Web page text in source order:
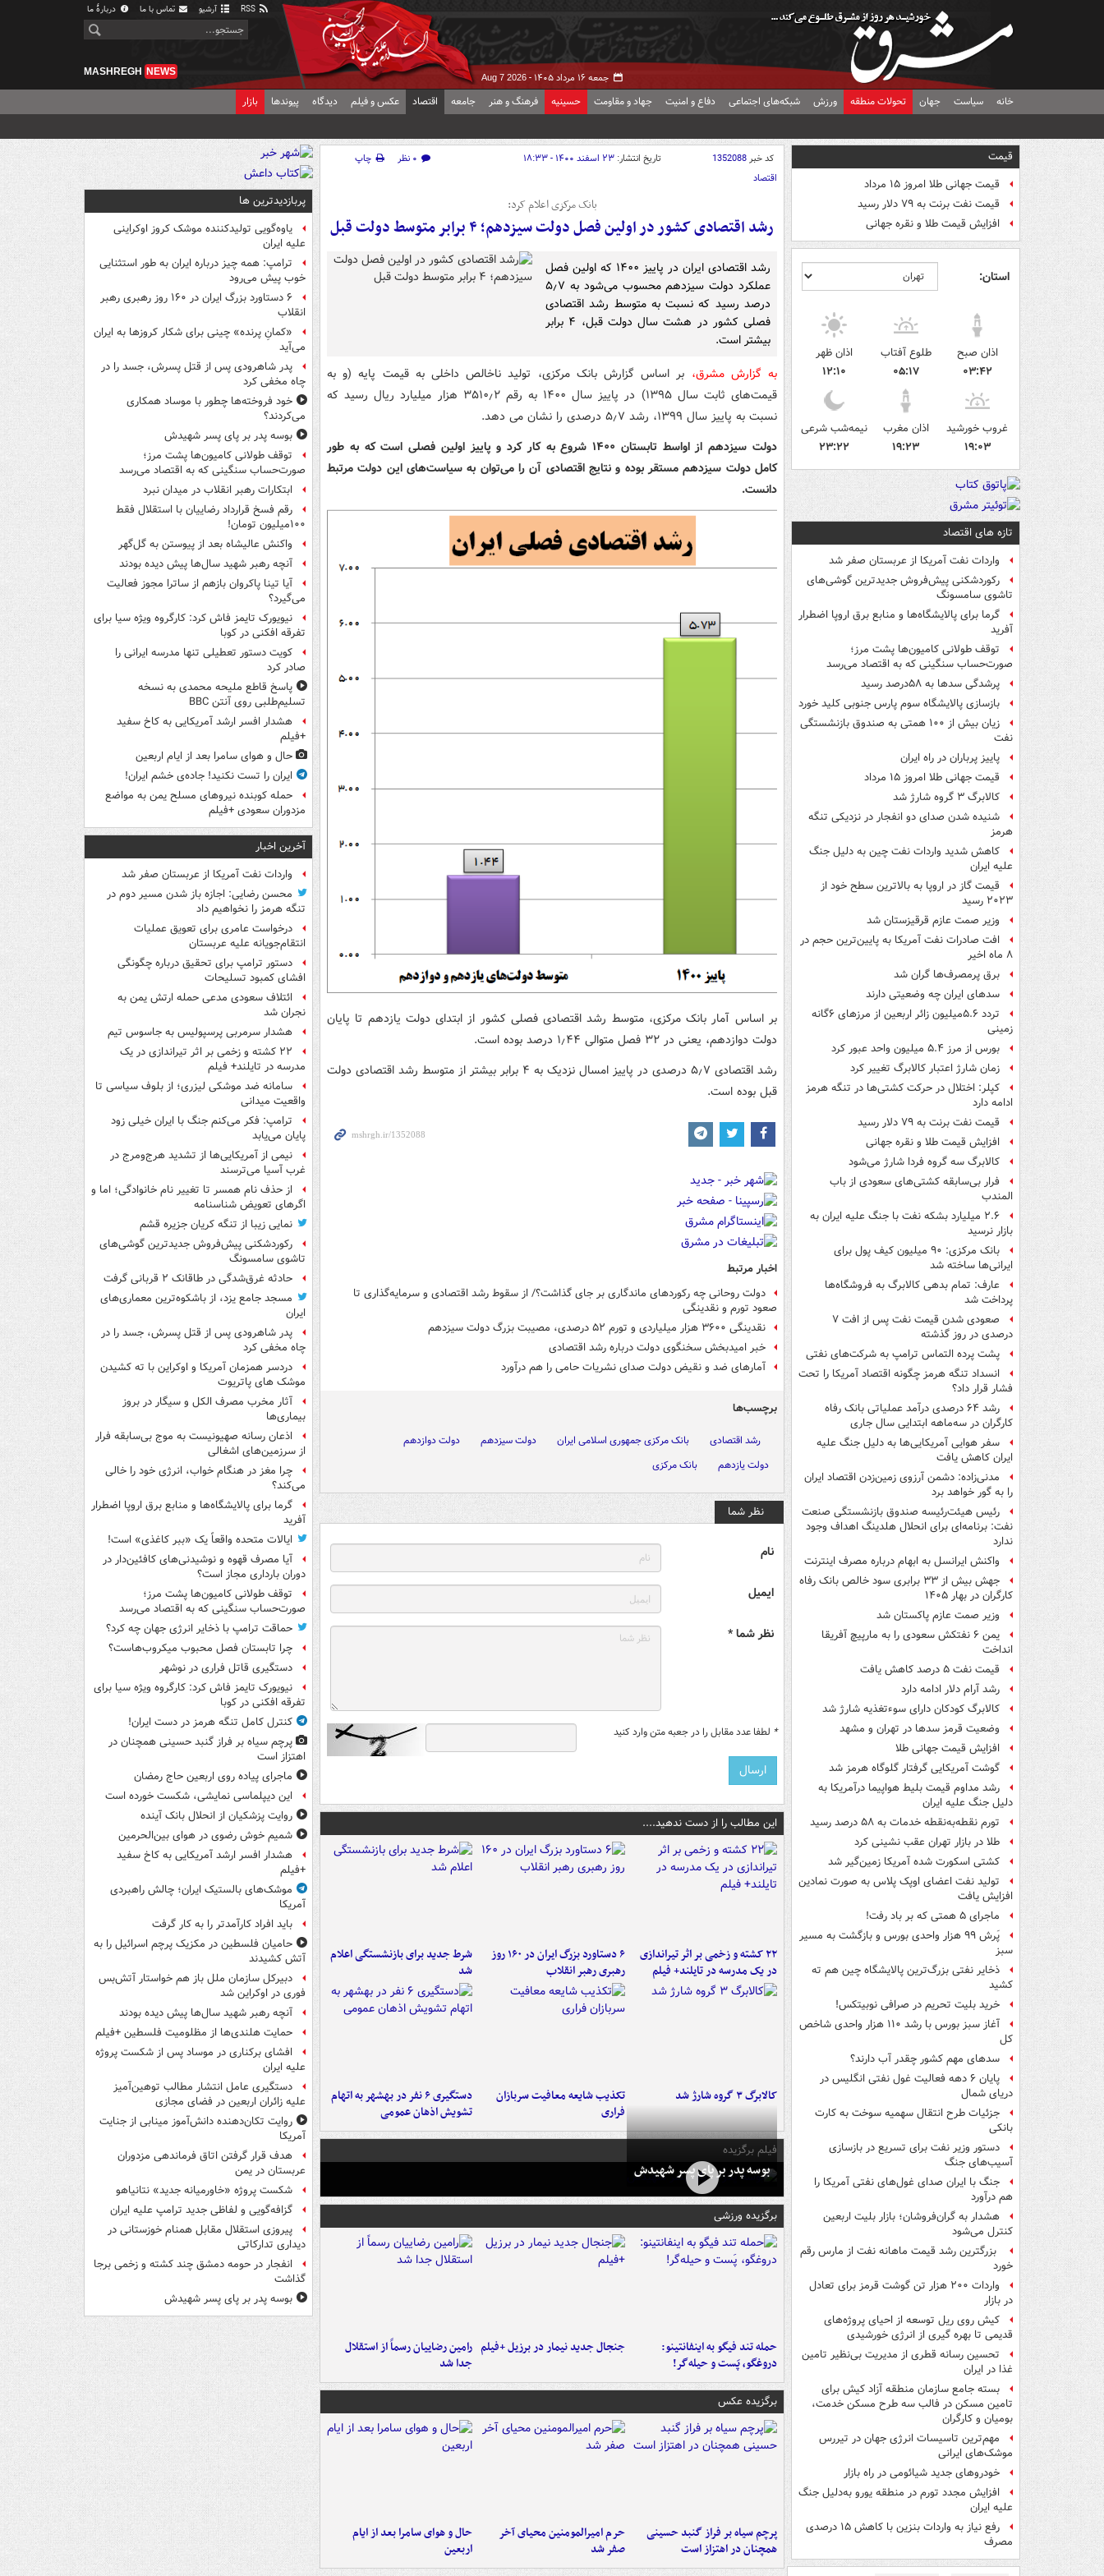
آرشیو تماس با ما دربارهٔ ما
جمعه ۱۶ مرداد ۱۴۰۵ - Aug 7 2026
MASHREGH NEWS
خانه سیاست جهان تحولات منطقه ورزش شبکه‌های اجتماعی دفاع و امنیت جهاد و مقاومت حسینیه فرهنگ و هنر جامعه اقتصاد عکس و فیلم دیدگاه پیوندها بازار
قیمت
قیمت جهانی طلا امروز ۱۵ مرداد
قیمت نفت برنت به ۷۹ دلار رسید
افزایش قیمت طلا و نقره جهانی
استان:
اذان صبح
۰۳:۴۲
طلوع آفتاب
۰۵:۱۷
اذان ظهر
۱۲:۱۰
غروب خورشید
۱۹:۰۳
اذان مغرب
۱۹:۲۳
نیمه‌شب شرعی
۲۳:۲۲
تازه های اقتصاد
واردات نفت آمریکا از عربستان صفر شد
رکوردشکنی پیش‌فروش جدیدترین گوشی‌های
تاشوی سامسونگ
گرما برای پالایشگاه‌ها و منابع برق اروپا اضطرار
آفرید
توقف طولانی کامیون‌ها پشت مرز؛
صورت‌حساب سنگینی که به اقتصاد می‌رسد
پرشدگی سدها به ۵۸درصد رسید
بازسازی پالایشگاه سوم پارس جنوبی کلید خورد
زیان بیش از ۱۰۰ همتی به صندوق‌ بازنشستگی
نفت
پاییز پرباران در راه ایران
قیمت جهانی طلا امروز ۱۵ مرداد
کالابرگ ۳ گروه شارژ شد
شنیده شدن صدای دو انفجار در نزدیکی تنگه
هرمز
کاهش شدید واردات نفت چین به دلیل جنگ
علیه ایران
قیمت گاز در اروپا به بالاترین سطح خود از
۲۰۲۳ رسید
وزیر صمت عازم قرقیزستان شد
افت صادرات نفت آمریکا به پایین‌ترین حجم در
۸ ماه اخیر
برق پرمصرف‌ها گران شد
سدهای ایران چه وضعیتی دارند
تردد ۵.۶میلیون زائر اربعین از مرزهای ۶گانه
زمینی
بورس از مرز ۵.۴ میلیون واحد عبور کرد
زمان شارژ اعتبار کالابرگ تغییر کرد
کپلر: اختلال در حرکت کشتی‌ها در تنگه هرمز
ادامه دارد
قیمت نفت برنت به ۷۹ دلار رسید
افزایش قیمت طلا و نقره جهانی
کالابرگ سه گروه فردا شارژ می‌شود
فرار بی‌سابقه کشتی‌های سعودی از باب
المندب
۲.۶ میلیارد بشکه نفت با جنگ علیه ایران به
بازار نرسید
بانک مرکزی: ۹۰ میلیون کیف پول برای
ایرانی‌ها ساخته شد
عارف: تمام بدهی کالابرگ به فروشگاه‌ها
پرداخت شد
صعودی شدن قیمت نفت پس از افت ۷
درصدی در روز گذشته
پشت پرده التماس ترامپ به شرکت‌های نفتی
انسداد تنگه هرمز چگونه اقتصاد آمریکا را تحت
فشار قرار داد؟
رشد ۶۴ درصدی درآمد عملیاتی بانک رفاه
کارگران در سه‌ماهه ابتدایی سال جاری
سفر هوایی آمریکایی‌ها به دلیل جنگ علیه
ایران کاهش یافت
مدنی‌زاده: دشمن آرزوی زمین‌زدن اقتصاد ایران
را به گور خواهد برد
رئیس هیئت‌رئیسه صندوق بازنشستگی صنعت
نفت: برنامه‌ای برای انحلال هلدینگ اهداف وجود
ندارد
واکنش ایرانسل به ابهام درباره مصرف اینترنت
جهش بیش از ۳۳ برابری سود خالص بانک رفاه
کارگران در بهار ۱۴۰۵
وزیر صمت عازم پاکستان شد
یمن ۶ نفتکش سعودی را به مارپیچ آفریقا
انداخت
قیمت نفت ۵ درصد کاهش یافت
رشد آرام دلار ادامه دارد
کالابرگ کودکان دارای سوءتغذیه شارژ شد
وضعیت قرمز سدها در تهران و مشهد
افزایش قیمت جهانی طلا
گوشت آمریکایی گرفتار گلوگاه هرمز شد
رشد مداوم قیمت بلیط هواپیما درآمریکا به
دلیل جنگ علیه ایران
تورم نقطه‌به‌نقطه خدمات به ۵۸ درصد رسید
طلا در بازار تهران عقب نشینی کرد
کشتی اسکورت شده آمریکا زمین‌گیر شد
تولید نفت اعضای اوپک پلاس به صورت نمادین
افزایش یافت
ماجرای ۵ همتی که بر باد رفت!
پَرش ۹۹ هزار واحدی بورس و بازگشت به مسیر
سبز
ذخایر نفتی بزرگ‌ترین پالایشگاه چین هم ته
کشید
خرید بلیت تحریم در صرافی نوبیتکس!
آغاز سبز بورس با رشد ۱۱۰ هزار واحدی شاخص
کل
سدهای مهم کشور چقدر آب دارند؟
پایان ۶ دهه فعالیت غول نفتی انگلیس در
دریای شمال
جزئیات طرح انتقال سهمیه سوخت به کارت
بانکی
دستور وزیر نفت برای تسریع در بازسازی
آسیب‌های جنگ
جنگ با ایران صدای غول‌های نفتی آمریکا را
هم درآورد
هشدار به گران‌فروشان؛ بازار بلیت اربعین
کنترل می‌شود
بزرگترین رشد قیمت ماهانه نفت از مارس رقم
خورد
واردات ۲۰۰ هزار تن گوشت قرمز برای تعادل
در بازار
کیش روی ریل توسعه از احیای پروژه‌های
قدیمی تا بهره گیری از انرژی خورشیدی
تحسین رسانه قطری از مدیریت بی‌نظیر تامین
غذا در ایران
بسته جامع سازمان منطقه آزاد کیش برای
تامین مسکن در فالب سه طرح مسکن خدمت،
بومیان و کارگران
مهم‌ترین تاسیسات انرژی جهان در تیررس
موشک‌های ایرانی
خودروهای جدید شیائومی در راه بازار
افزایش مجدد تورم در منطقه یورو به‌دلیل جنگ
علیه ایران
رفع نیاز به واردات بنزین با کاهش ۱۵ درصدی
مصرف
کد خبر1352088 تاریخ انتشار: ۲۳ اسفند ۱۴۰۰ - ۱۸:۳۳ ۰ نظر
چاپ
اقتصاد
بانک مرکزی اعلام کرد:
رشد اقتصادی کشور در اولین فصل دولت سیزدهم؛ ۴ برابر متوسط دولت قبل
رشد اقتصادی ایران در پاییز ۱۴۰۰ که اولین فصل
عملکرد دولت سیزدهم محسوب می‌شود به ۵٫۷
درصد رسید که نسبت به متوسط رشد اقتصادی
فصلی کشور در هشت سال دولت قبل، ۴ برابر
بیشتر است.
به گزارش مشرق، بر اساس گزارش بانک مرکزی، تولید ناخالص داخلی به قیمت پایه (و به
قیمت‌های ثابت سال ۱۳۹۵) در پاییز سال ۱۴۰۰ به رقم ۳۵۱۰٫۲ هزار میلیارد ریال رسید که
نسبت به پاییز سال ۱۳۹۹، رشد ۵٫۷ درصدی را نشان می دهد.
دولت سیزدهم از اواسط تابستان ۱۴۰۰ شروع به کار کرد و پاییز اولین فصلی است که به طور
کامل دولت سیزدهم مستقر بوده و نتایج اقتصادی آن را می‌توان به سیاست‌های این دولت مرتبط
دانست.
بر اساس آمار بانک مرکزی، متوسط رشد اقتصادی فصلی کشور از ابتدای دولت یازدهم تا پایان
دولت دوازدهم، یعنی در ۳۲ فصل متوالی ۱٫۴۴ درصد بوده است.
رشد اقتصادی ۵٫۷ درصدی در پاییز امسال نزدیک به ۴ برابر بیشتر از متوسط رشد اقتصادی دولت
قبل بوده است.
اخبار مرتبط
دولت روحانی چه رکوردهای ماندگاری بر جای گذاشت؟/ از سقوط رشد اقتصادی و سرمایه‌گذاری تا
صعود تورم و نقدینگی
نقدینگی ۳۶۰۰ هزار میلیاردی و تورم ۵۲ درصدی، مصیبت بزرگ دولت سیزدهم
خبر امیدبخش سخنگوی دولت درباره رشد اقتصادی
آمارهای ضد و نقیض دولت صدای نشریات حامی را هم درآورد
برچسب‌ها
رشد اقتصادی بانک مرکزی جمهوری اسلامی ایران دولت سیزدهم
دولت دوازدهم
دولت یازدهم
بانک مرکزی
نظر شما
نام
ایمیل
نظر شما *
* لطفا عدد مقابل را در جعبه متن وارد کنید
این مطالب را از دست ندهید....
۲۲ کشته و زخمی بر اثر تیراندازی
در یک مدرسه در تایلند+ فیلم
۶ دستاورد بزرگ ایران در ۱۶۰ روز
رهبری رهبر انقلاب
شرط جدید برای بازنشستگی اعلام
شد
کالابرگ ۳ گروه شارژ شد
تکذیب شایعه معافیت سربازان
فراری
دستگیری ۶ نفر در بهشهر به اتهام
تشویش اذهان عمومی
فیلم برگزیده
بوسه‌ پدر بر پای پسر شهیدش
برگزیده ورزشی
حمله تند فیگو به اینفانتینو:
دروغگو، پَست‌ و حیله‌گر!
جنجال جدید نیمار در برزیل +فیلم رامین رضاییان رسماً از استقلال
جدا شد
برگزیده عکس
پرچم سیاه بر فراز گنبد حسینی
همچنان در اهتزاز است
حرم امیرالمومنین محیای آخر
صفر شد
حال و هوای سامرا بعد از ایام
اربعین
پربازدیدترین ها
یاوه‌گویی تولیدکننده موشک کروز اوکراینی
علیه ایران
ترامپ: همه چیز درباره ایران به طور استثنایی
خوب پیش می‌رود
۶ دستاورد بزرگ ایران در ۱۶۰ روز رهبری رهبر
انقلاب
«کمانِ پرنده» چینی برای شکار کروزها به ایران
می‌آید
پدر شاهرودی پس از قتل پسرش، جسد را در
چاه مخفی کرد
خود فروخته‌ها چطور با موساد همکاری
می‌کردند؟
بوسه‌ پدر بر پای پسر شهیدش
توقف طولانی کامیون‌ها پشت مرز؛
صورت‌حساب سنگینی که به اقتصاد می‌رسد
ابتکارات رهبر انقلاب در میدان نبرد
رقم فسخ قرارداد رضاییان با استقلال فقط
۱۰۰میلیون تومان!
واکنش عالیشاه بعد از پیوستن به گل‌گهر
آنچه رهبر شهید سال‌ها پیش دیده بودند
آیا تینا پاکروان بازهم از ساترا مجوز فعالیت
می‌گیرد؟
نیویورک تایمز فاش کرد: کارگروه ویژه سیا برای
تفرقه افکنی در کوبا
کویت دستور تعطیلی تنها مدرسه ایرانی را
صادر کرد
پاسخ قاطع ملیحه محمدی به نسخه
تسلیم‌طلبی روی آنتن BBC
هشدار افسر ارشد آمریکایی به کاخ سفید
+فیلم
حال و هوای سامرا بعد از ایام اربعین
ایران را تست نکنید! جاده‌ی خشم ایران!
حمله کوبنده نیروهای مسلح یمن به مواضع
مزدوران سعودی +فیلم
آخرین اخبار
واردات نفت آمریکا از عربستان صفر شد
محسن رضایی: اجازه باز شدن مسیر دوم در
تنگه هرمز را نخواهیم داد
درخواست عامری برای تعویق عملیات
انتقام‌جویانه علیه عربستان
دستور ترامپ برای تحقیق درباره چگونگی
افشای کمبود تسلیحات
ائتلاف سعودی مدعی حمله ارتش یمن به
نجران شد
هشدار سرمربی پرسپولیس به جاسوس تیم
۲۲ کشته و زخمی بر اثر تیراندازی در یک
مدرسه در تایلند+ فیلم
سامانه ضد موشکی لیزری؛ از بلوف سیاسی تا
واقعیت میدانی
ترامپ: فکر می‌کنم جنگ با ایران خیلی زود
پایان می‌یابد
نیمی از آمریکایی‌ها از تشدید هرج‌ومرج در
غرب آسیا می‌ترسند
از حذف نام همسر تا تغییر نام خانوادگی؛ اما و
اگرهای تعویض شناسنامه
نمایی زیبا از تنگه کریان جزیره قشم
رکوردشکنی پیش‌فروش جدیدترین گوشی‌های
تاشوی سامسونگ
حادثه غرق‌شدگی در طاقانک ۲ قربانی گرفت
مسجد جامع یزد، از باشکوه‌ترین معماری‌های
ایران
پدر شاهرودی پس از قتل پسرش، جسد را در
چاه مخفی کرد
دردسر همزمان آمریکا و اوکراین با ته کشیدن
موشک های پاتریوت
آثار مخرب مصرف الکل و سیگار در بروز
بیماری‌ها
اذعان رسانه صهیونیست به موج بی‌سابقه فرار
از سرزمین‌های اشغالی
چرا مغز در هنگام خواب، انرژی خود را خالی
می‌کند؟
گرما برای پالایشگاه‌ها و منابع برق اروپا اضطرار
آفرید
ایالات متحده واقعاً یک «ببر کاغذی» است!
آیا مصرف قهوه و نوشیدنی‌های کافئین‌دار در
دوران بارداری مجاز است؟
توقف طولانی کامیون‌ها پشت مرز؛
صورت‌حساب سنگینی که به اقتصاد می‌رسد
حماقت ترامپ با ذخایر انرژی جهان چه کرد؟
چرا تابستان فصل محبوب میکروب‌هاست؟
دستگیری قاتل فراری در نوشهر
نیویورک تایمز فاش کرد: کارگروه ویژه سیا برای
تفرقه افکنی در کوبا
کنترل کامل تنگه هرمز در دست ایران!
پرچم سیاه بر فراز گنبد حسینی همچنان در
اهتزاز است
ماجرای پیاده روی اربعین حاج رمضان
این دیپلماسی نمایشی، شکست خورده است
روایت پزشکیان از انحلال بانک آینده
شمیم خوش رضوی در هوای بین‌الحرمین
هشدار افسر ارشد آمریکایی به کاخ سفید
+فیلم
موشک‌های بالستیک ایران؛ چالش راهبردی
آمریکا
باید افراد کارآمدتر را به کار گرفت
حامیان فلسطین در مکزیک پرچم اسرائیل را به
آتش کشیدند
دبیرکل سازمان ملل باز هم خواستار آتش‌بس
فوری در اوکراین شد
آنچه رهبر شهید سال‌ها پیش دیده بودند
حمایت هلندی‌ها از مظلومیت فلسطین +فیلم
افشای برکناری در موساد پس از شکست پروژه
علیه ایران
دستگیری عامل انتشار مطالب توهین‌آمیز
علیه زائران اربعین در فضای مجازی
روایت تکان‌دهنده دانش‌آموز مینابی از جنایت
آمریکا
هدف قرار گرفتن اتاق‌ فرماندهی مزدوران
عربستان در یمن
شکست پروژه «خاورمیانه جدید» نتانیاهو
گزافه‌گویی و لفاظی جدید ترامپ علیه ایران
پیروزی استقلال مقابل همنام خوزستانی در
دیداری تدارکاتی
انفجار در حومه دمشق چند کشته و زخمی برجا
گذاشت
بوسه‌ پدر بر پای پسر شهیدش